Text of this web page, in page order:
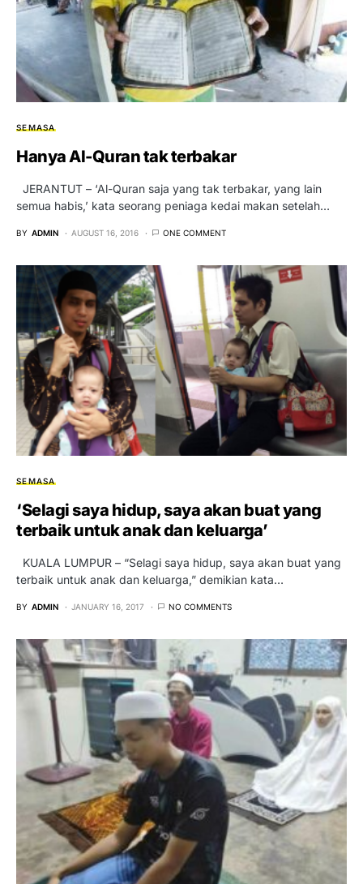
SEMASA
Hanya Al-Quran tak terbakar
JERANTUT – ‘Al-Quran saja yang tak terbakar, yang lain
semua habis,’ kata seorang peniaga kedai makan setelah…
BY ADMIN AUGUST 16, 2016 ONE COMMENT
SEMASA
‘Selagi saya hidup, saya akan buat yang
terbaik untuk anak dan keluarga’
KUALA LUMPUR – “Selagi saya hidup, saya akan buat yang
terbaik untuk anak dan keluarga,” demikian kata…
BY ADMIN JANUARY 16, 2017 NO COMMENTS